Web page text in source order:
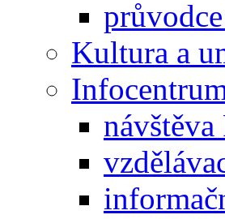
Kultura a
návštěva